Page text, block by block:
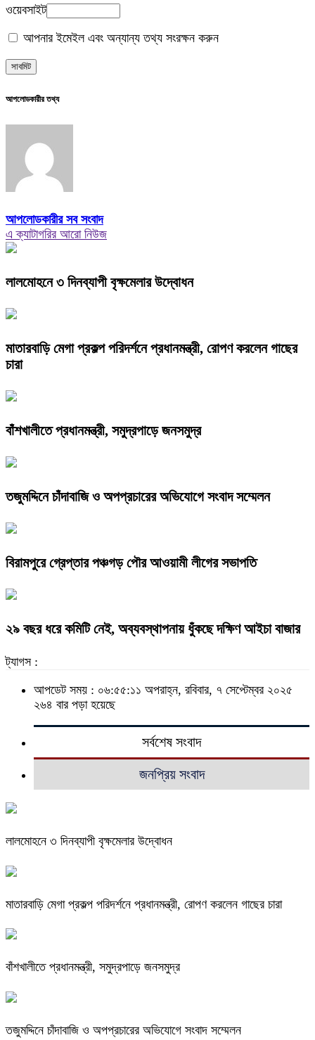
ওয়েবসাইট
আপনার ইমেইল এবং অন্যান্য তথ্য সংরক্ষন করুন
আপলোডকারীর তথ্য
আপলোডকারীর সব সংবাদ
এ ক্যাটাগরির আরো নিউজ
লালমোহনে ৩ দিনব্যাপী বৃক্ষমেলার উদ্বোধন
মাতারবাড়ি মেগা প্রকল্প পরিদর্শনে প্রধানমন্ত্রী, রোপণ করলেন গাছের
চারা
বাঁশখালীতে প্রধানমন্ত্রী, সমুদ্রপাড়ে জনসমুদ্র
তজুমদ্দিনে চাঁদাবাজি ও অপপ্রচারের অভিযোগে সংবাদ সম্মেলন
বিরামপুরে গ্রেপ্তার পঞ্চগড় পৌর আওয়ামী লীগের সভাপতি
২৯ বছর ধরে কমিটি নেই, অব্যবস্থাপনায় ধুঁকছে দক্ষিণ আইচা বাজার
ট্যাগস :
আপডেট সময় : ০৬:৫৫:১১ অপরাহ্ন, রবিবার, ৭ সেপ্টেম্বর ২০২৫
২৬৪ বার পড়া হয়েছে
সর্বশেষ সংবাদ
জনপ্রিয় সংবাদ
লালমোহনে ৩ দিনব্যাপী বৃক্ষমেলার উদ্বোধন
মাতারবাড়ি মেগা প্রকল্প পরিদর্শনে প্রধানমন্ত্রী, রোপণ করলেন গাছের চারা
বাঁশখালীতে প্রধানমন্ত্রী, সমুদ্রপাড়ে জনসমুদ্র
তজুমদ্দিনে চাঁদাবাজি ও অপপ্রচারের অভিযোগে সংবাদ সম্মেলন